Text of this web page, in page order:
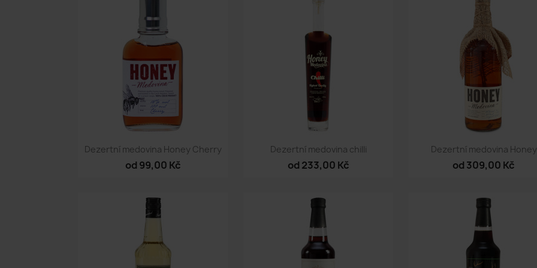
Dezertní medovina Honey Cherry
od 99,00 Kč
Rychlý náhled Dezertní medovina chilli
od 233,00 Kč
Rychlý náhled Dezertní medovina Honey
od 309,00 Kč
Rychlý náhled